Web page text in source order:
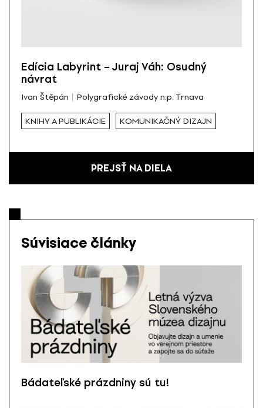
Edícia Labyrint – Juraj Váh: Osudný
návrat
Ivan Štěpán Polygrafické závody n.p. Trnava
KNIHY A PUBLIKÁCIE KOMUNIKAČNÝ DIZAJN
PREJSŤ NA DIELA
Súvisiace články
Bádateľské prázdniny sú tu!